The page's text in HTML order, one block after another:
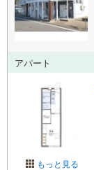
アパート
もっと見る